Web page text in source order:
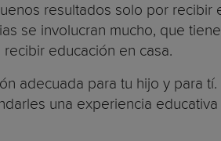
resultados solo por recibir
se involucran mucho, que
educación en casa.
adecuada para tu hijo y para
una experiencia